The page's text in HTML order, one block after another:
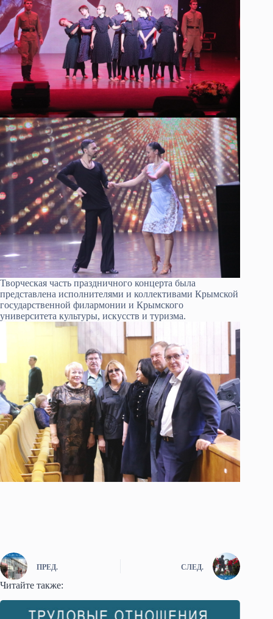
Творческая часть праздничного концерта была
представлена исполнителями и коллективами Крымской
государственной филармонии и Крымского
университета культуры, искусств и туризма.
ПРЕД. СЛЕД.
Читайте также: